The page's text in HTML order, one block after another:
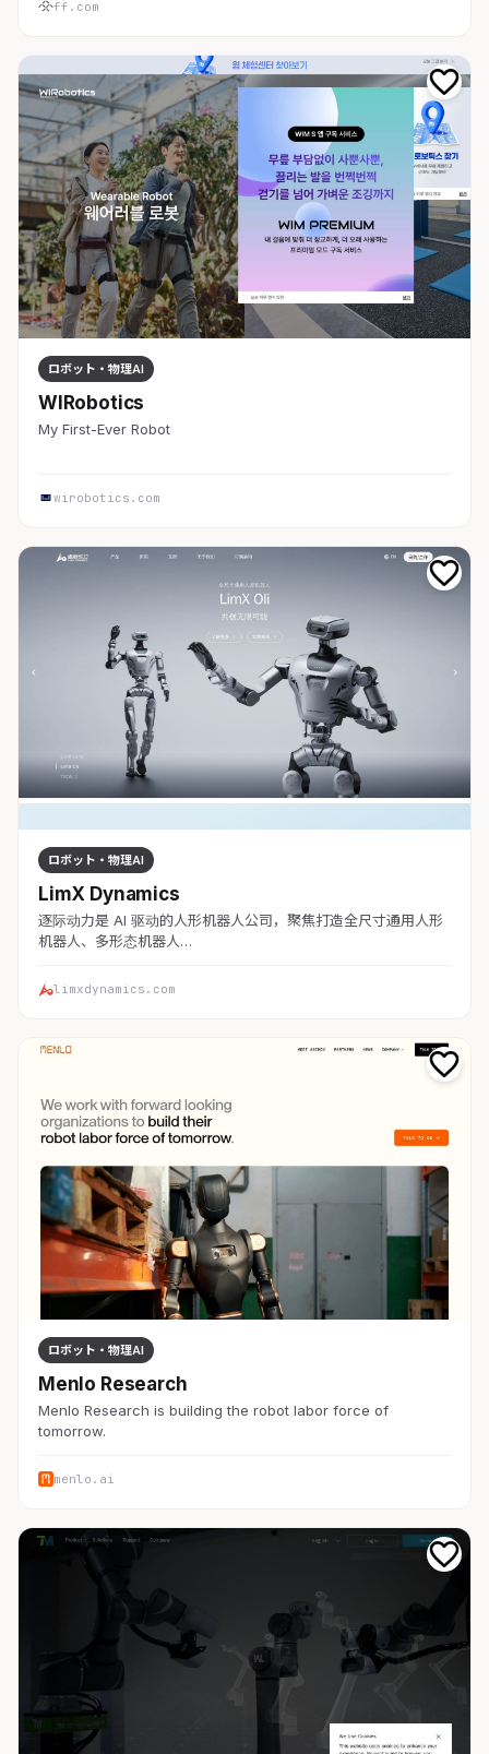
ff.com
ロボット・物理AI
WIRobotics
My First-Ever Robot
wirobotics.com
ロボット・物理AI
LimX Dynamics
逐际动力是 AI 驱动的人形机器人公司，聚焦打造全尺寸通用人形
机器人、多形态机器人…
limxdynamics.com
ロボット・物理AI
Menlo Research
Menlo Research is building the robot labor force of
tomorrow.
menlo.ai